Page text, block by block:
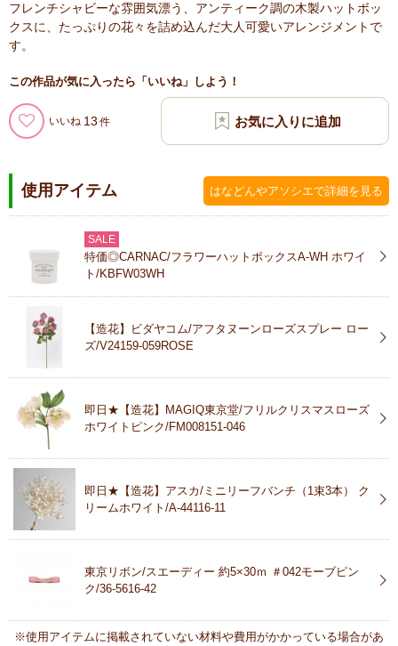
フレンチシャビーな雰囲気漂う、アンティーク調の木製ハットボッ
クスに、たっぷりの花々を詰め込んだ大人可愛いアレンジメントで
す。
この作品が気に入ったら「いいね」しよう！
いいね 13
使用アイテム はなどんやアソシエで詳細を見る
SALE
特価◎CARNAC/フラワーハットボックスA-WH ホワイ
ト/KBFW03WH
【造花】ビダヤコム/アフタヌーンローズスプレー ロー
ズ/V24159-059ROSE
即日★【造花】MAGIQ東京堂/フリルクリスマスローズ
ホワイトピンク/FM008151-046
即日★【造花】アスカ/ミニリーフバンチ（1束3本） ク
リームホワイト/A-44116-11
東京リボン/スエーディー 約5×30ｍ ＃042モーブピン
ク/36-5616-42
※使用アイテムに掲載されていない材料や費用がかかっている場合があ